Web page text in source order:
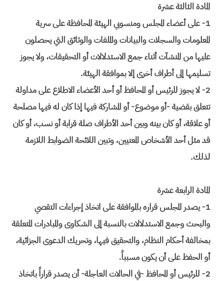
المادة الثالثة عشرة
1- على أعضاء المجلس ومنسوبي الهيئة المحافظة على سرية
المعلومات والسجلات والبيانات والملفات والوثائق التي يحصلون
عليها من المنشآت أثناء جمع الاستدلالات أو التحقيقات، ولا يجوز
تسليمها إلى أطراف أخرى إلا بموافقة الهيئة.
2- لا يجوز للرئيس أو المحافظ أو أحد الأعضاء الاطلاع على مداولة
تتعلق بقضية -أو موضوع- أو المشاركة فيها إذا كان له فيها مصلحة
أو علاقة، أو كان بينه وبين أحد الأطراف صلة قرابة أو نسب، أو كان
قد مثل أحد الأشخاص المعنيين، وتبين اللائحة الضوابط اللازمة
لذلك.
المادة الرابعة عشرة
1- يصدر المجلس قراره بالموافقة على اتخاذ إجراءات التقصي
والبحث وجمع الاستدلالات بالنسبة إلى الشكاوى والمبادرات المتعلقة
بمخالفة أحكام النظام، والتحقيق فيها، وتحريك الدعوى الجزائية،
أو الحفظ على أن يكون مسبباً.
2- للرئيس أو المحافظ -في الحالات العاجلة- أن يصدر قراراً باتخاذ